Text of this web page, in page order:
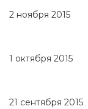
2 ноября 2015
1 октября 2015
21 сентября 2015